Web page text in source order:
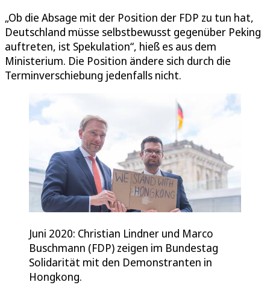
„Ob die Absage mit der Position der FDP zu tun hat,
Deutschland müsse selbstbewusst gegenüber Peking
auftreten, ist Spekulation“, hieß es aus dem
Ministerium. Die Position ändere sich durch die
Terminverschiebung jedenfalls nicht.
Juni 2020: Christian Lindner und Marco
Buschmann (FDP) zeigen im Bundestag
Solidarität mit den Demonstranten in
Hongkong.